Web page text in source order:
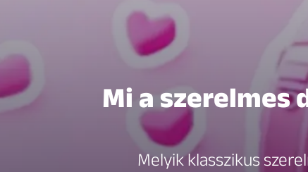
Mi a szerelmes
Melyik klasszikus